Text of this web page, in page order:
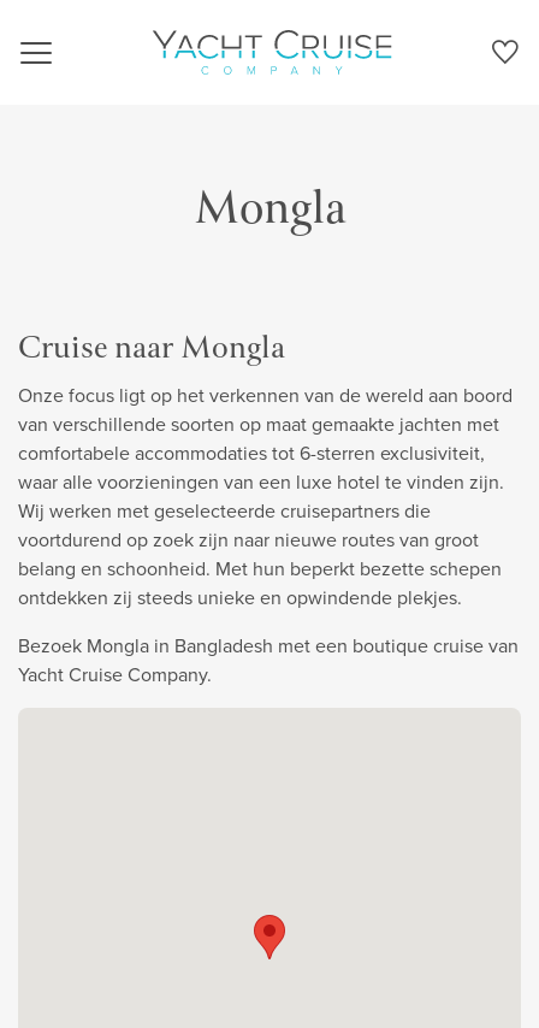
Navigation
Mongla
Cruise naar Mongla
Onze focus ligt op het verkennen van de wereld aan boord
van verschillende soorten op maat gemaakte jachten met
comfortabele accommodaties tot 6-sterren exclusiviteit,
waar alle voorzieningen van een luxe hotel te vinden zijn.
Wij werken met geselecteerde cruisepartners die
voortdurend op zoek zijn naar nieuwe routes van groot
belang en schoonheid. Met hun beperkt bezette schepen
ontdekken zij steeds unieke en opwindende plekjes.
Bezoek Mongla in Bangladesh met een boutique cruise van
Yacht Cruise Company.